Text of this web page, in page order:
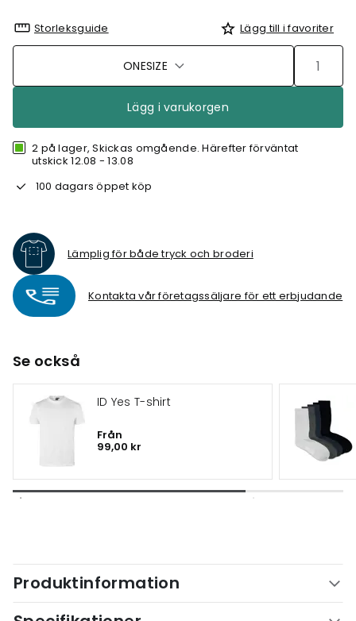
Storleksguide Lägg till i favoriter
ONESIZE
Lägg i varukorgen
2 på lager, Skickas omgående. Härefter förväntat
utskick 12.08 - 13.08
100 dagars öppet köp
Lämplig för både tryck och broderi
Kontakta vår företagssäljare för ett erbjudande
Se också
ID Yes T-shirt
Från
99,00 kr
Produktinformation